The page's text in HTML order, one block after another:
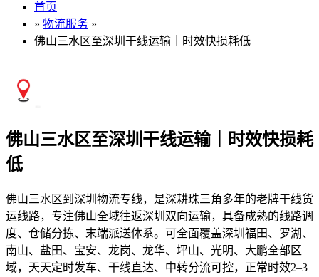
首页
» 物流服务 »
佛山三水区至深圳干线运输｜时效快损耗低
佛山三水区至深圳干线运输｜时效快损耗
低
佛山三水区到深圳物流专线，是深耕珠三角多年的老牌干线货
运线路，专注佛山全域往返深圳双向运输，具备成熟的线路调
度、仓储分拣、末端派送体系。可全面覆盖深圳福田、罗湖、
南山、盐田、宝安、龙岗、龙华、坪山、光明、大鹏全部区
域，天天定时发车、干线直达、中转分流可控，正常时效2–3